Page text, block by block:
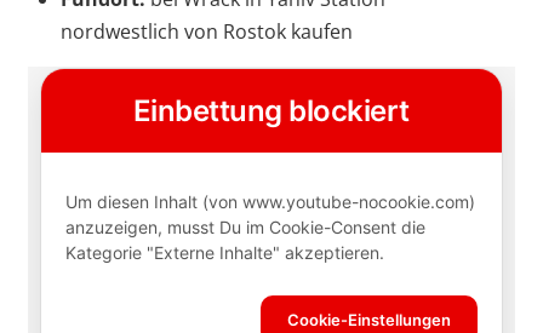
nordwestlich von Rostok kaufen